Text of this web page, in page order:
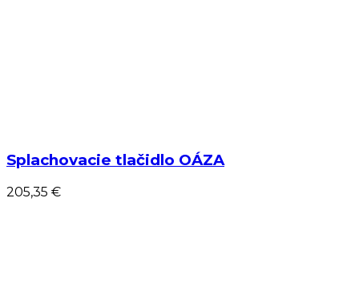
Splachovacie tlačidlo OÁZA
205,35 €